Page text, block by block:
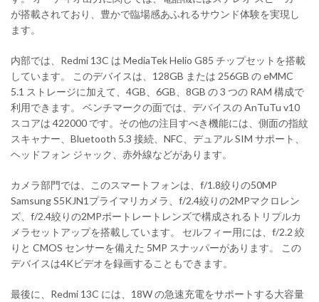
が搭載されており、豊かで臨場感あふれるサウンド体験を実現し
ます。
内部では、Redmi 13C は MediaTek Helio G85 チップセットを搭載
しています。 このデバイスは、128GB または 256GB の eMMC
5.1 ストレージに加えて、4GB、6GB、8GB の 3 つの RAM 構成で
利用できます。 ベンチマークの面では、デバイスの AnTuTu v10
スコアは 422000 です。その他の注目すべき機能には、側面の指紋
スキャナー、Bluetooth 5.3 接続、NFC、デュアル SIM サポート、
ヘッドフォン ジャック、赤外線などがあります。
カメラ部門では、このスマートフォンは、f/1.8絞りの50MP
Samsung S5KJN1プライマリカメラ、f/2.4絞りの2MPマクロレン
ズ、f/2.4絞りの2MPポートレートレンズで構成されるトリプルカ
メラセットアップを搭載しています。 セルフィー用には、f/2.2 絞
りと CMOS センサーを備えた 5MP スナッパーがあります。 この
デバイスは4Kビデオを録画することもできます。
最後に、Redmi 13C には、18W の急速充電をサポートする大容量